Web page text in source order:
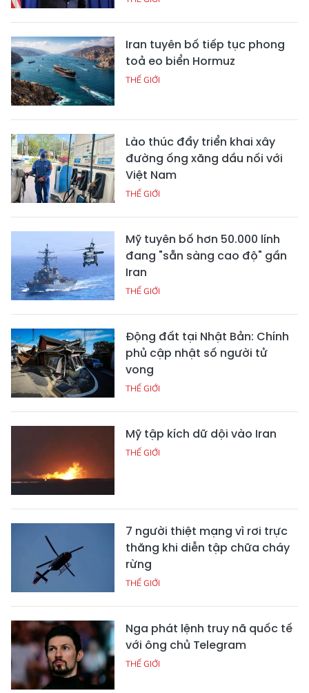
Iran tuyên bố tiếp tục phong
toả eo biển Hormuz
THẾ GIỚI
Lào thúc đẩy triển khai xây
đường ống xăng dầu nối với
Việt Nam
THẾ GIỚI
Mỹ tuyên bố hơn 50.000 lính
đang "sẵn sàng cao độ" gần
Iran
THẾ GIỚI
Động đất tại Nhật Bản: Chính
phủ cập nhật số người tử
vong
THẾ GIỚI
Mỹ tập kích dữ dội vào Iran
THẾ GIỚI
7 người thiệt mạng vì rơi trực
thăng khi diễn tập chữa cháy
rừng
THẾ GIỚI
Nga phát lệnh truy nã quốc tế
với ông chủ Telegram
THẾ GIỚI